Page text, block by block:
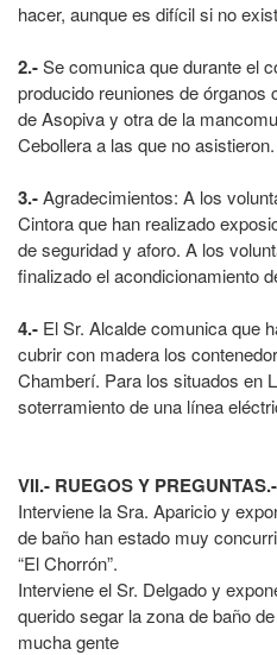
hacer, aunque es difícil si no
2.-Se comunica que durante el
producido reuniones de órganos
de Asopiva y otra de la
Cebollera a las que no asistieron.
3.-Agradecimientos: A los
Cintora que han realizado
de seguridad y aforo. A los
finalizado el acondicionamiento
4.- El Sr. Alcalde comunica que
cubrir con madera los
Chamberí. Para los situados en
soterramiento de una línea
VII.- RUEGOS Y PREGUNTAS.-
Interviene la Sra. Aparicio y
de baño han estado muy
“El Chorrón”.
Interviene el Sr. Delgado y
querido segar la zona de baño
mucha gente